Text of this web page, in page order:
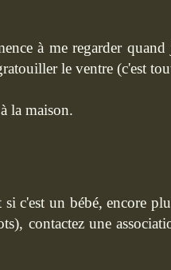
à me regarder quand
le ventre (c'est
la maison.
c'est un bébé, encore
contactez une